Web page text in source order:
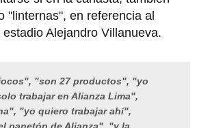
"linternas", en referencia al
Alejandro Villanueva.
"son 27 productos", "yo
trabajar en Alianza Lima",
"yo quiero trabajar ahí",